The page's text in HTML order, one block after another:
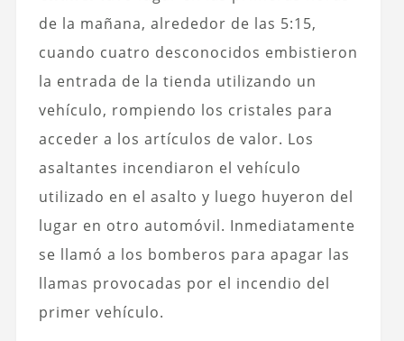
de la mañana, alrededor de las 5:15,
cuando cuatro desconocidos embistieron
la entrada de la tienda utilizando un
vehículo, rompiendo los cristales para
acceder a los artículos de valor. Los
asaltantes incendiaron el vehículo
utilizado en el asalto y luego huyeron del
lugar en otro automóvil. Inmediatamente
se llamó a los bomberos para apagar las
llamas provocadas por el incendio del
primer vehículo.